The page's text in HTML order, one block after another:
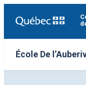
École De